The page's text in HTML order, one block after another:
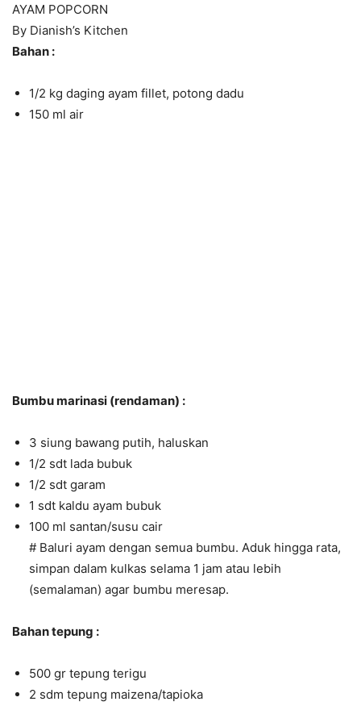
AYAM POPCORN
By Dianish’s Kitchen
Bahan :
1/2 kg daging ayam fillet, potong dadu
150 ml air
Bumbu marinasi (rendaman) :
3 siung bawang putih, haluskan
1/2 sdt lada bubuk
1/2 sdt garam
1 sdt kaldu ayam bubuk
100 ml santan/susu cair
# Baluri ayam dengan semua bumbu. Aduk hingga rata,
simpan dalam kulkas selama 1 jam atau lebih
(semalaman) agar bumbu meresap.
Bahan tepung :
500 gr tepung terigu
2 sdm tepung maizena/tapioka